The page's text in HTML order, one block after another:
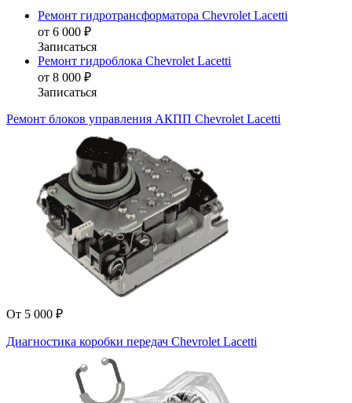
Ремонт гидротрансформатора Chevrolet Lacetti
от 6 000 ₽
Записаться
Ремонт гидроблока Chevrolet Lacetti
от 8 000 ₽
Записаться
Ремонт блоков управления АКПП Chevrolet Lacetti
От 5 000 ₽
Диагностика коробки передач Chevrolet Lacetti